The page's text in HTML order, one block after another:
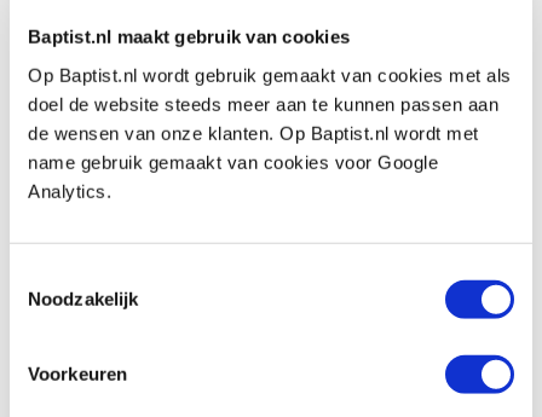
Baptist.nl maakt gebruik van cookies
Op Baptist.nl wordt gebruik gemaakt van cookies met als
doel de website steeds meer aan te kunnen passen aan
de wensen van onze klanten. Op Baptist.nl wordt met
name gebruik gemaakt van cookies voor Google
Analytics.
Noodzakelijk
Voorkeuren
Sponspad 75 mm voor Sorby
Sandmaster
Productnumber: 17704
€ 28,00 incl. VAT